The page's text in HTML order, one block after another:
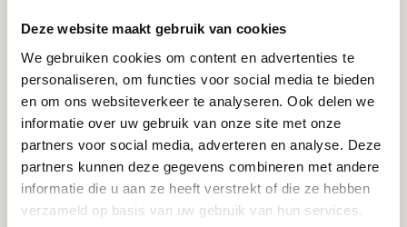
Deze website maakt gebruik van cookies
We gebruiken cookies om content en advertenties te
personaliseren, om functies voor social media te bieden
en om ons websiteverkeer te analyseren. Ook delen we
informatie over uw gebruik van onze site met onze
partners voor social media, adverteren en analyse. Deze
partners kunnen deze gegevens combineren met andere
informatie die u aan ze heeft verstrekt of die ze hebben
verzameld op basis van uw gebruik van hun services.
1 maart 2022
Verkoop van een deelneming & btw-
aftrek